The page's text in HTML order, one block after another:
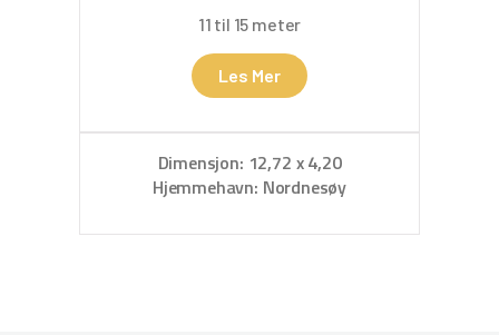
11 til 15 meter
Les Mer
Dimensjon: 12,72 x 4,20
Hjemmehavn: Nordnesøy